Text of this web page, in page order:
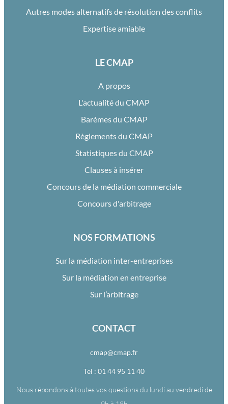
Autres modes alternatifs de résolution des conflits
Expertise amiable
LE CMAP
A propos
L'actualité du CMAP
Barèmes du CMAP
Règlements du CMAP
Statistiques du CMAP
Clauses à insérer
Concours de la médiation commerciale
Concours d'arbitrage
NOS FORMATIONS
Sur la médiation inter-entreprises
Sur la médiation en entreprise
Sur l’arbitrage
CONTACT
cmap@cmap.fr
Tel : 01 44 95 11 40
Nous répondons à toutes vos questions du lundi au vendredi de